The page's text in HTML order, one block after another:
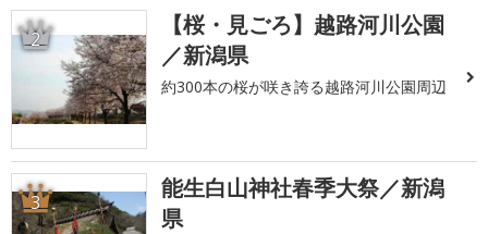
2
【桜・見ごろ】越路河川公園
／新潟県
約300本の桜が咲き誇る越路河川公園周辺
3
能生白山神社春季大祭／新潟
県